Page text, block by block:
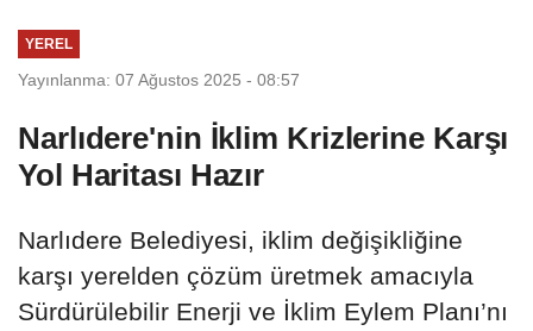
YEREL
Yayınlanma: 07 Ağustos 2025 - 08:57
Narlıdere'nin İklim Krizlerine Karşı
Yol Haritası Hazır
Narlıdere Belediyesi, iklim değişikliğine
karşı yerelden çözüm üretmek amacıyla
Sürdürülebilir Enerji ve İklim Eylem Planı’nı